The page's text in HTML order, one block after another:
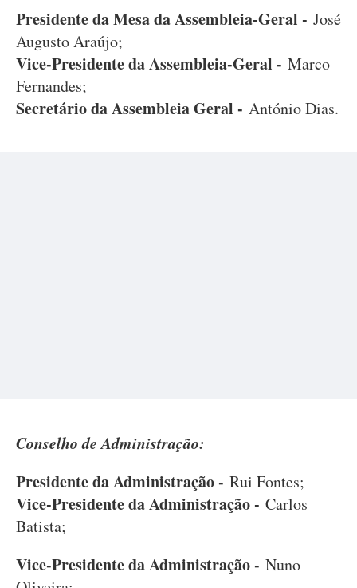
Presidente da Mesa da Assembleia-Geral - José
Augusto Araújo;
Vice-Presidente da Assembleia-Geral - Marco
Fernandes;
Secretário da Assembleia Geral - António Dias.
Conselho de Administração:
Presidente da Administração - Rui Fontes;
Vice-Presidente da Administração - Carlos
Batista;
Vice-Presidente da Administração - Nuno